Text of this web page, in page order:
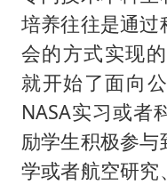
培养往往是通
会的方式实现
就开始了面向
NASA实习或者
励学生积极参
学或者航空研究